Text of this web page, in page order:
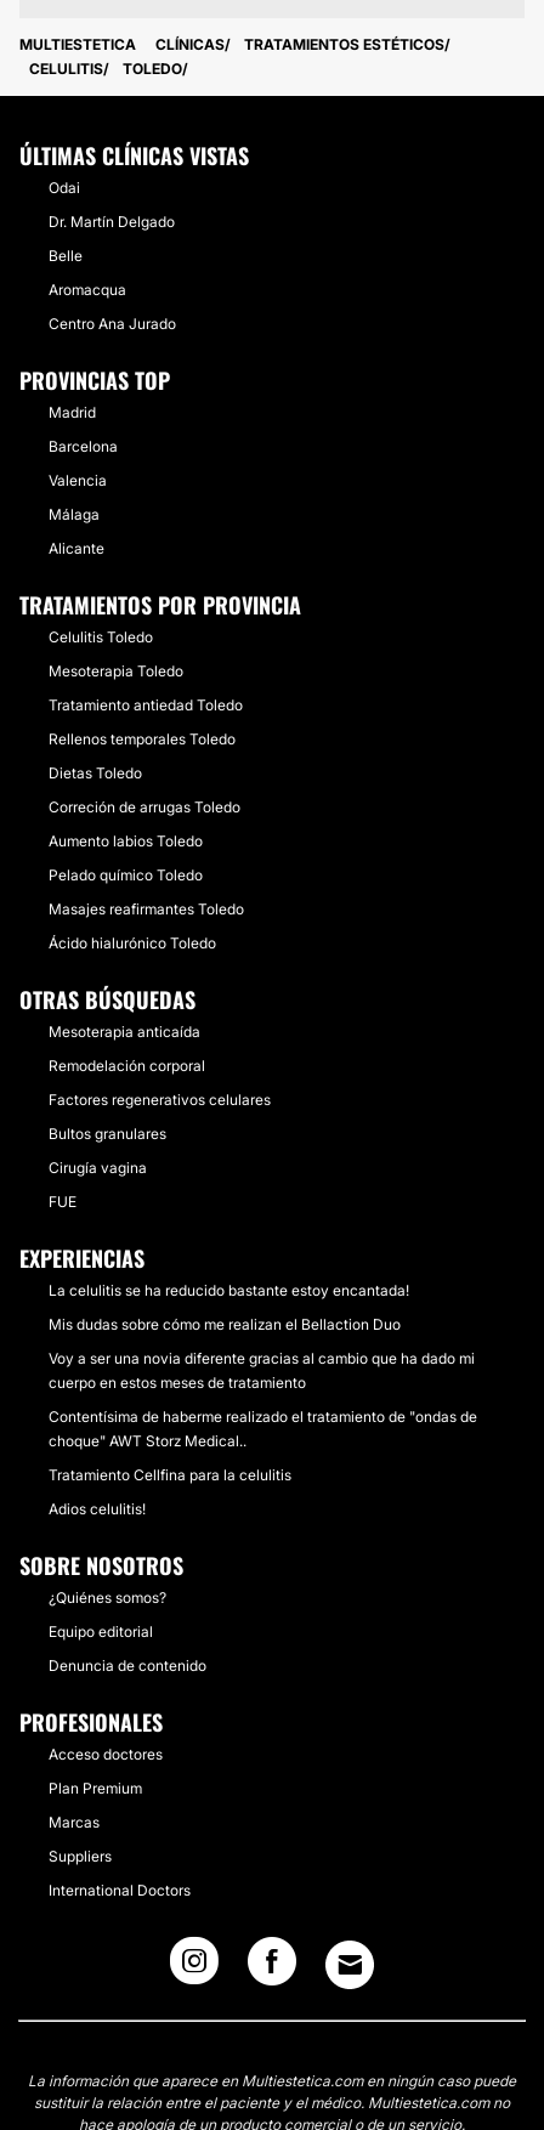
MULTIESTETICA CLÍNICAS
TRATAMIENTOS ESTÉTICOS
CELULITIS
TOLEDO
ÚLTIMAS CLÍNICAS VISTAS
Odai
Dr. Martín Delgado
Belle
Aromacqua
Centro Ana Jurado
PROVINCIAS TOP
Madrid
Barcelona
Valencia
Málaga
Alicante
TRATAMIENTOS POR PROVINCIA
Celulitis Toledo
Mesoterapia Toledo
Tratamiento antiedad Toledo
Rellenos temporales Toledo
Dietas Toledo
Correción de arrugas Toledo
Aumento labios Toledo
Pelado químico Toledo
Masajes reafirmantes Toledo
Ácido hialurónico Toledo
OTRAS BÚSQUEDAS
Mesoterapia anticaída
Remodelación corporal
Factores regenerativos celulares
Bultos granulares
Cirugía vagina
FUE
EXPERIENCIAS
La celulitis se ha reducido bastante estoy encantada!
Mis dudas sobre cómo me realizan el Bellaction Duo
Voy a ser una novia diferente gracias al cambio que ha dado mi
cuerpo en estos meses de tratamiento
Contentísima de haberme realizado el tratamiento de "ondas de
choque" AWT Storz Medical..
Tratamiento Cellfina para la celulitis
Adios celulitis!
SOBRE NOSOTROS
¿Quiénes somos?
Equipo editorial
Denuncia de contenido
PROFESIONALES
Acceso doctores
Plan Premium
Marcas
Suppliers
International Doctors
La información que aparece en Multiestetica.com en ningún caso puede
sustituir la relación entre el paciente y el médico. Multiestetica.com no
hace apología de un producto comercial o de un servicio.